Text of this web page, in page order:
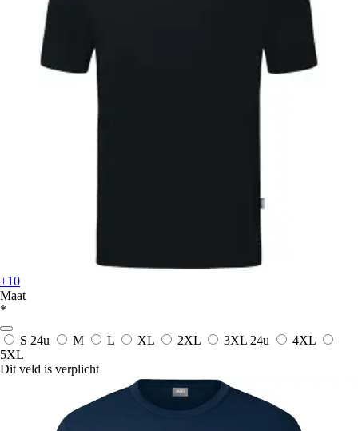
+10
Maat
*
S 24u M L XL 2XL 3XL 24u
4XL
5XL
Dit veld is verplicht